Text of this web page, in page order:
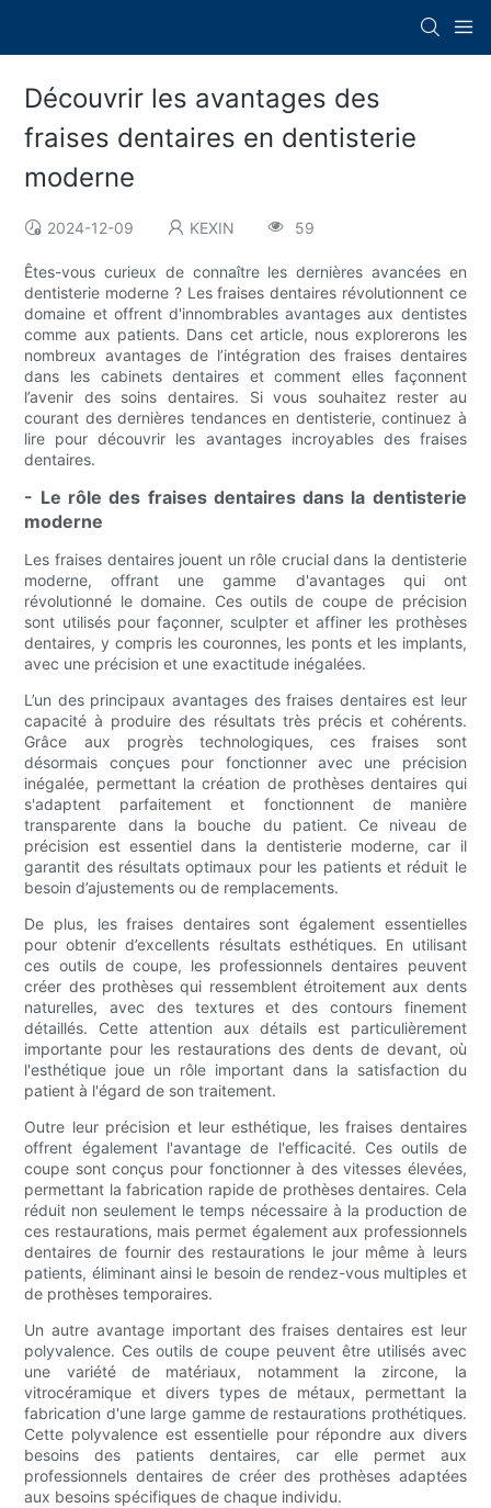
Découvrir les avantages des
fraises dentaires en dentisterie
moderne
2024-12-09 KEXIN 59
Êtes-vous curieux de connaître les dernières avancées en
dentisterie moderne ? Les fraises dentaires révolutionnent ce
domaine et offrent d'innombrables avantages aux dentistes
comme aux patients. Dans cet article, nous explorerons les
nombreux avantages de l’intégration des fraises dentaires
dans les cabinets dentaires et comment elles façonnent
l’avenir des soins dentaires. Si vous souhaitez rester au
courant des dernières tendances en dentisterie, continuez à
lire pour découvrir les avantages incroyables des fraises
dentaires.
- Le rôle des fraises dentaires dans la dentisterie
moderne
Les fraises dentaires jouent un rôle crucial dans la dentisterie
moderne, offrant une gamme d'avantages qui ont
révolutionné le domaine. Ces outils de coupe de précision
sont utilisés pour façonner, sculpter et affiner les prothèses
dentaires, y compris les couronnes, les ponts et les implants,
avec une précision et une exactitude inégalées.
L’un des principaux avantages des fraises dentaires est leur
capacité à produire des résultats très précis et cohérents.
Grâce aux progrès technologiques, ces fraises sont
désormais conçues pour fonctionner avec une précision
inégalée, permettant la création de prothèses dentaires qui
s'adaptent parfaitement et fonctionnent de manière
transparente dans la bouche du patient. Ce niveau de
précision est essentiel dans la dentisterie moderne, car il
garantit des résultats optimaux pour les patients et réduit le
besoin d’ajustements ou de remplacements.
De plus, les fraises dentaires sont également essentielles
pour obtenir d’excellents résultats esthétiques. En utilisant
ces outils de coupe, les professionnels dentaires peuvent
créer des prothèses qui ressemblent étroitement aux dents
naturelles, avec des textures et des contours finement
détaillés. Cette attention aux détails est particulièrement
importante pour les restaurations des dents de devant, où
l'esthétique joue un rôle important dans la satisfaction du
patient à l'égard de son traitement.
Outre leur précision et leur esthétique, les fraises dentaires
offrent également l'avantage de l'efficacité. Ces outils de
coupe sont conçus pour fonctionner à des vitesses élevées,
permettant la fabrication rapide de prothèses dentaires. Cela
réduit non seulement le temps nécessaire à la production de
ces restaurations, mais permet également aux professionnels
dentaires de fournir des restaurations le jour même à leurs
patients, éliminant ainsi le besoin de rendez-vous multiples et
de prothèses temporaires.
Un autre avantage important des fraises dentaires est leur
polyvalence. Ces outils de coupe peuvent être utilisés avec
une variété de matériaux, notamment la zircone, la
vitrocéramique et divers types de métaux, permettant la
fabrication d'une large gamme de restaurations prothétiques.
Cette polyvalence est essentielle pour répondre aux divers
besoins des patients dentaires, car elle permet aux
professionnels dentaires de créer des prothèses adaptées
aux besoins spécifiques de chaque individu.